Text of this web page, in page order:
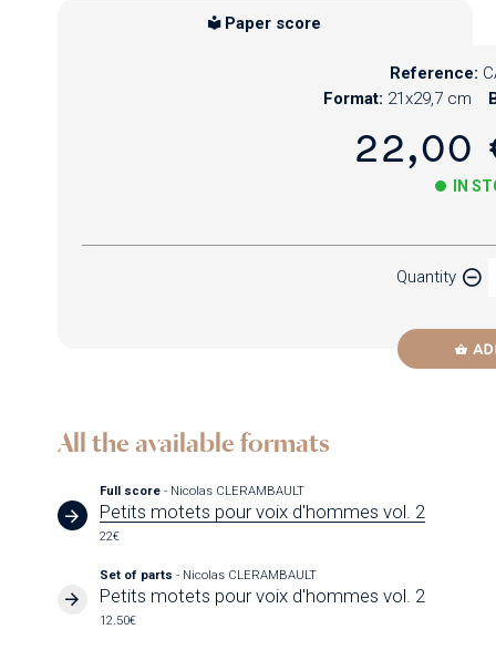
Paper score
Reference:
Format: 21x29,7 cm
22,00
IN
Quantity
All the available formats
Full score- Nicolas CLERAMBAULT
Petits motets pour voix d'hommes vol. 2
22€
Set of parts- Nicolas CLERAMBAULT
Petits motets pour voix d'hommes vol. 2
12.50€